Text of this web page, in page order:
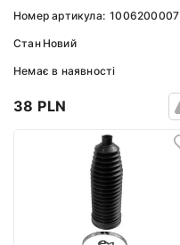
Номер артикула: 1006200007
Стан Новий
Немає в наявності
38 PLN